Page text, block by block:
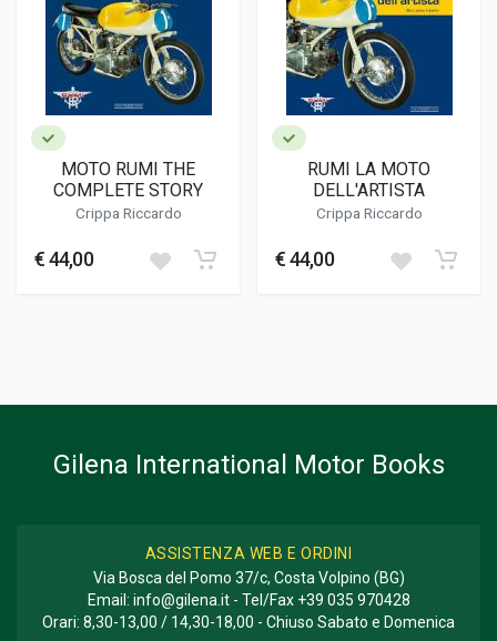
MOTO RUMI THE
COMPLETE STORY
Crippa Riccardo
€ 44,00
RUMI LA MOTO
DELL'ARTISTA
Crippa Riccardo
€ 44,00
Gilena International Motor Books
ASSISTENZA WEB E ORDINI
Via Bosca del Pomo 37/c, Costa Volpino (BG)
Email: info@gilena.it- Tel/Fax +39 035 970428
Orari: 8,30-13,00 / 14,30-18,00 - Chiuso Sabato e Domenica